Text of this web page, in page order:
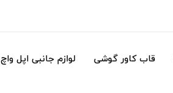
قاب کاور گوشی لوازم جانبی اپل واچ